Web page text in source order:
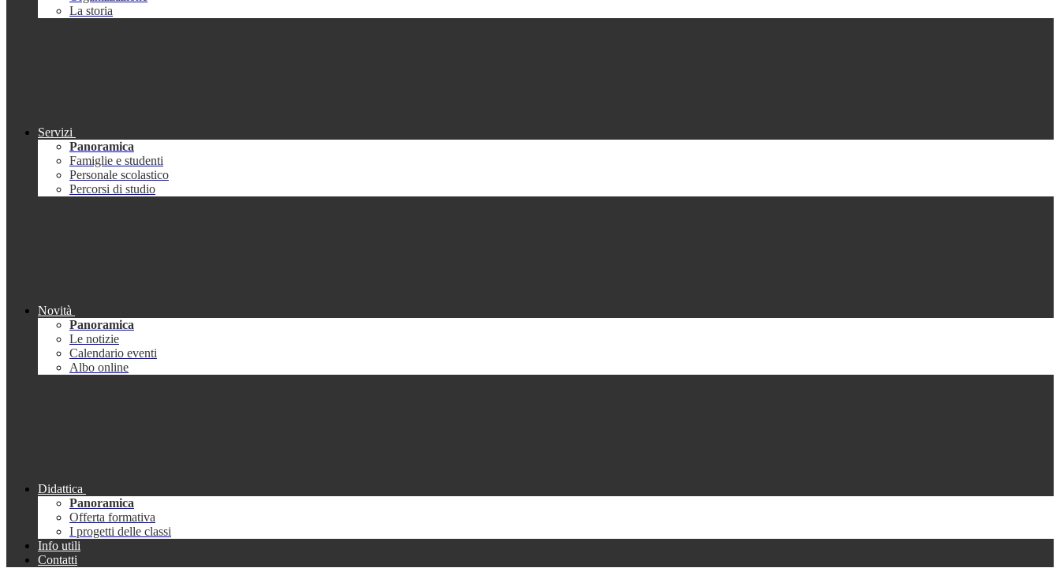
La storia
Servizi
Panoramica
Famiglie e studenti
Personale scolastico
Percorsi di studio
Novità
Panoramica
Le notizie
Calendario eventi
Albo online
Didattica
Panoramica
Offerta formativa
I progetti delle classi
Info utili
Contatti